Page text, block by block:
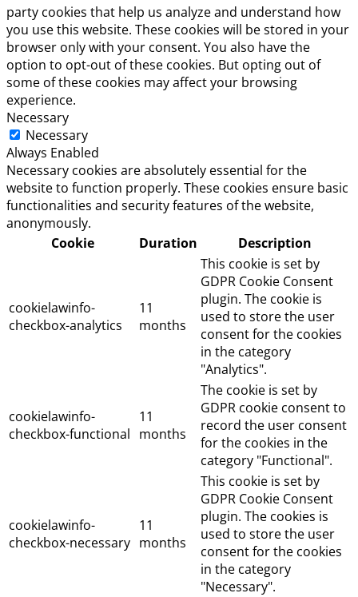
party cookies that help us analyze and understand how
you use this website. These cookies will be stored in your
browser only with your consent. You also have the
option to opt-out of these cookies. But opting out of
some of these cookies may affect your browsing
experience.
Necessary
Necessary
Always Enabled
Necessary cookies are absolutely essential for the
website to function properly. These cookies ensure basic
functionalities and security features of the website,
anonymously.
Cookie
Duration Description
cookielawinfo-
checkbox-analytics
11
months
This cookie is set by
GDPR Cookie Consent
plugin. The cookie is
used to store the user
consent for the cookies
in the category
"Analytics".
cookielawinfo-
checkbox-functional
11
months
The cookie is set by
GDPR cookie consent to
record the user consent
for the cookies in the
category "Functional".
cookielawinfo-
checkbox-necessary
11
months
This cookie is set by
GDPR Cookie Consent
plugin. The cookies is
used to store the user
consent for the cookies
in the category
"Necessary".